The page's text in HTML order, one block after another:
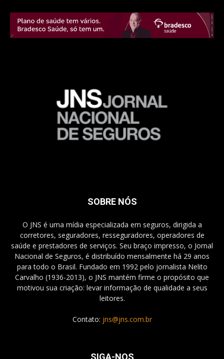
SOBRE NÓS
O JNS é uma mídia especializada em seguros, dirigida a
corretores, seguradores, resseguradores, operadores de
saúde e prestadores de serviços. Seu braço impresso, o Jornal
Nacional de Seguros, é distribuído mensalmente há 29 anos
para todo o Brasil. Fundado em 1992 pelo jornalista Nelito
Carvalho (1936-2013), o JNS mantém firme o propósito que
motivou sua criação: levar informação de qualidade a seus
leitores.
Contato: jns@jns.com.br
SIGA-NOS